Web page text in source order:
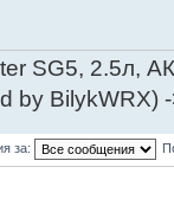
SG5, 2.5л,
by BilykWRX)
за: